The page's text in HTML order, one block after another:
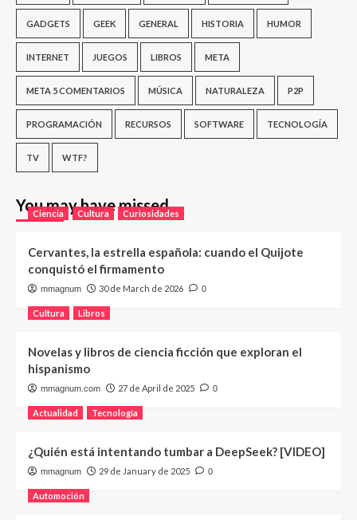
GADGETS GEEK GENERAL HISTORIA HUMOR
INTERNET JUEGOS LIBROS META
META 5 COMENTARIOS MÚSICA NATURALEZA P2P
PROGRAMACIÓN RECURSOS SOFTWARE TECNOLOGÍA
TV WTF?
You may have missed
Ciencia Cultura Curiosidades
Cervantes, la estrella española: cuando el Quijote
conquistó el firmamento
mmagnum 30 de March de 2026 0
Cultura Libros
Novelas y libros de ciencia ficción que exploran el
hispanismo
mmagnum.com 27 de April de 2025 0
Actualidad Tecnología
¿Quién está intentando tumbar a DeepSeek? [VIDEO]
mmagnum 29 de January de 2025 0
Automoción